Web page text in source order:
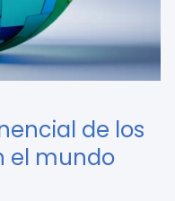
de los
el mundo